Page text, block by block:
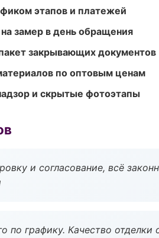
этапов и платежей
замер в день обращения
закрывающих документов
по оптовым ценам
и скрытые фотоэтапы
и согласование, всё
по графику. Качество